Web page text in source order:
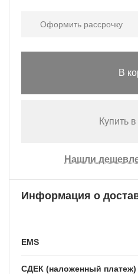
Оформить рассрочку
В
Купить
Нашли
Информация о
EMS
СДЕК (наложенный платеж)